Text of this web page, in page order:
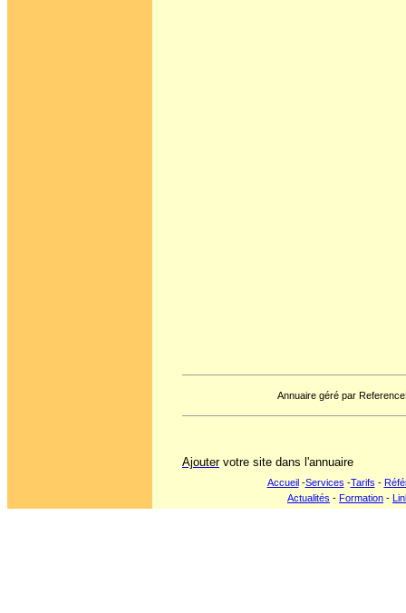
Annuaire géré par
Ajoutervotre site dans l'annuaire
Accueil-Services -Tarifs -
Actualités - Formation -